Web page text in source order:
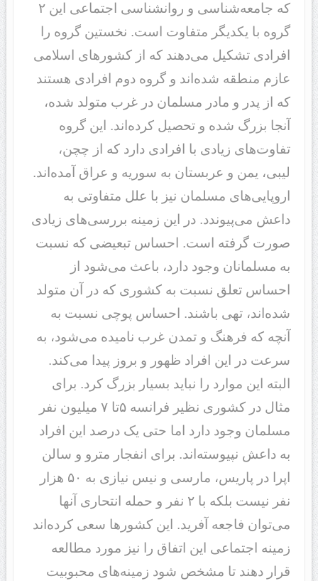
که جامعه‌شناسی و روانشناسی اجتماعی این ۲
گروه با یکدیگر متفاوت است. نخستین گروه را
افرادی تشکیل می‌دهند که از کشورهای اسلامی
عازم منطقه شده‌اند و گروه دوم افرادی هستند
که از پدر و مادر مسلمان در غرب متولد شده‌،
آنجا بزرگ شده و تحصیل کرده‌اند. این گروه
تفاوت‌های زیادی با افرادی دارد که از چچن،
لیبی، یمن و عربستان به سوریه و عراق آمده‌اند.
اروپایی‌های مسلمان نیز با علل متفاوتی به
داعش می‌پیوندد. در این زمینه بررسی‌های زیادی
صورت گرفته است. احساس تبعیضی که نسبت
به مسلمانان وجود دارد، باعث می‌شود از
احساس تعلق نسبت به کشوری که در آن متولد
شده‌اند، تهی باشند. احساس پوچی نسبت به
آنچه که فرهنگ و تمدن غرب نامیده می‌شود، به
سرعت در این افراد ظهور و بروز پیدا می‌کند.
البته این موارد را نباید بسیار بزرگ کرد. برای
مثال در کشوری نظیر فرانسه ۵تا ۷ میلیون نفر
مسلمان وجود دارد اما حتی یک درصد این افراد
به داعش نپیوسته‌اند. برای انفجار مترو و سالن
اپرا در پاریس، مارسی و نیس نیازی به ۵۰ هزار
نفر نیست بلکه با ۲ نفر و حمله انتحاری آنها
می‌توان فاجعه آفرید. این کشورها سعی کرده‌اند
زمینه اجتماعی این اتفاق را نیز مورد مطالعه
قرار دهند تا مشخص شود زمینه‌های محبوبیت